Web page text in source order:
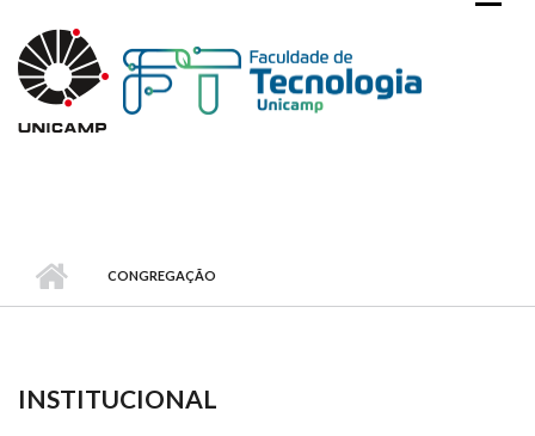
CONGREGAÇÃO
INSTITUCIONAL